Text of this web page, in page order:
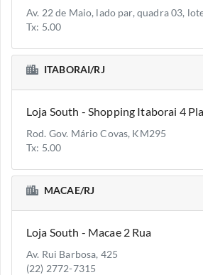
Av. 22 de Maio, lado par, quadra 03,
Tx: 5.00
ITABORAI/RJ
Loja South - Shopping Itaborai 4
Rod. Gov. Mário Covas, KM295
Tx: 5.00
MACAE/RJ
Loja South - Macae 2 Rua
Av. Rui Barbosa, 425
(22) 2772-7315